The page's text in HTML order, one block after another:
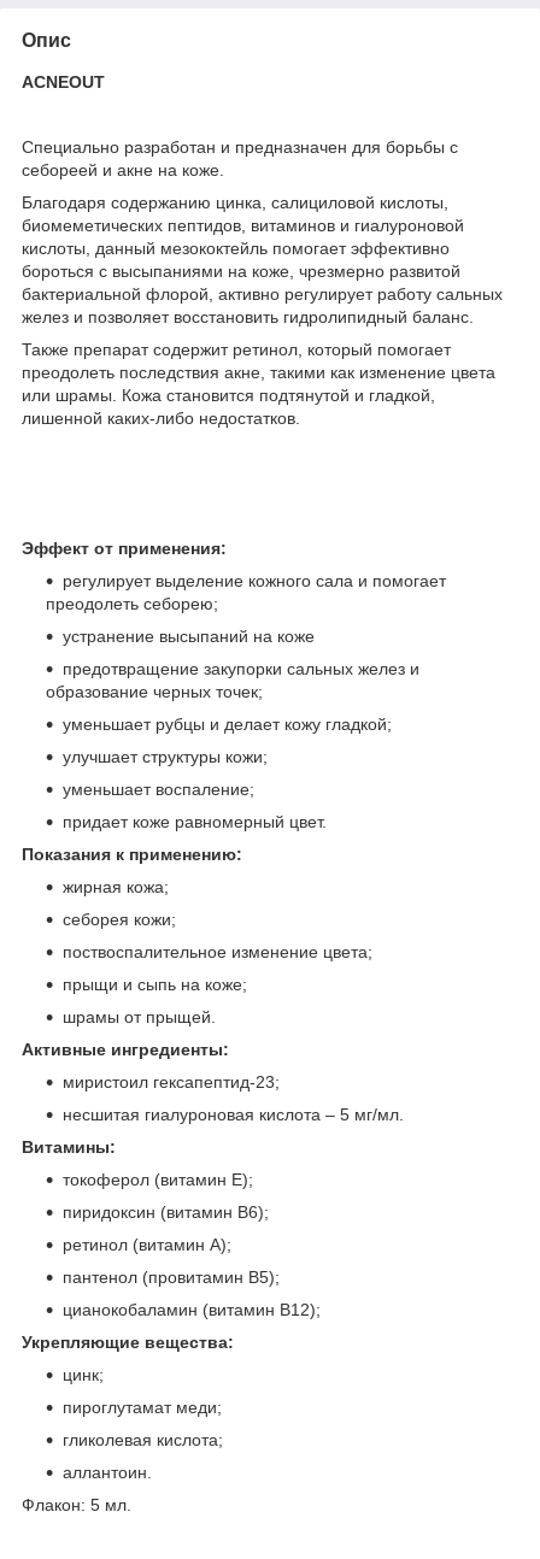
Опис
ACNEOUT
Специально разработан и предназначен для борьбы с
себореей и акне на коже.
Благодаря содержанию цинка, салициловой кислоты,
биомеметических пептидов, витаминов и гиалуроновой
кислоты, данный мезококтейль помогает эффективно
бороться с высыпаниями на коже, чрезмерно развитой
бактериальной флорой, активно регулирует работу сальных
желез и позволяет восстановить гидролипидный баланс.
Также препарат содержит ретинол, который помогает
преодолеть последствия акне, такими как изменение цвета
или шрамы. Кожа становится подтянутой и гладкой,
лишенной каких-либо недостатков.
Эффект от применения:
регулирует выделение кожного сала и помогает
преодолеть себорею;
устранение высыпаний на коже
предотвращение закупорки сальных желез и
образование черных точек;
уменьшает рубцы и делает кожу гладкой;
улучшает структуры кожи;
уменьшает воспаление;
придает коже равномерный цвет.
Показания к применению:
жирная кожа;
себорея кожи;
поствоспалительное изменение цвета;
прыщи и сыпь на коже;
шрамы от прыщей.
Активные ингредиенты:
миристоил гексапептид-23;
несшитая гиалуроновая кислота – 5 мг/мл.
Витамины:
токоферол (витамин E);
пиридоксин (витамин B6);
ретинол (витамин A);
пантенол (провитамин B5);
цианокобаламин (витамин B12);
Укрепляющие вещества:
цинк;
пироглутамат меди;
гликолевая кислота;
аллантоин.
Флакон: 5 мл.